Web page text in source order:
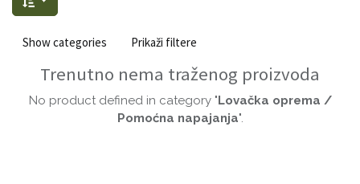
Show categories Prikaži filtere
Trenutno nema traženog proizvoda
No product defined in category "Lovačka oprema /
Pomoćna napajanja".